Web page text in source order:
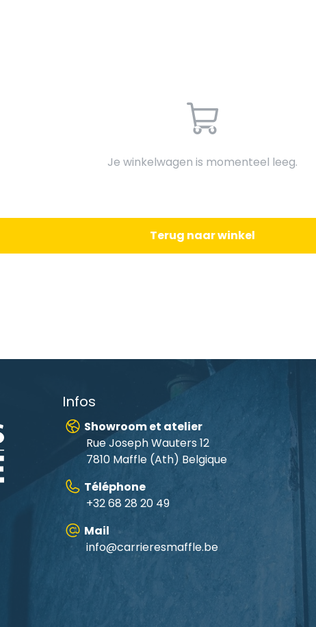
Je winkelwagen is momenteel leeg.
Terug naar winkel
Infos
Showroom et atelier
Rue Joseph Wauters 12
7810 Maffle (Ath) Belgique
Téléphone
+32 68 28 20 49
Mail
info@carrieresmaffle.be